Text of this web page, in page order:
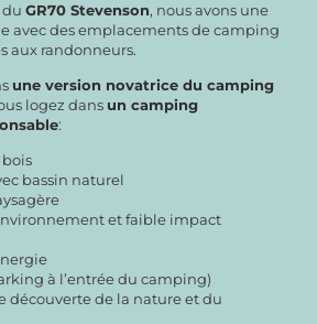
du GR70 Stevenson, nous avons une
avec des emplacements de camping
aux randonneurs.
une version novatrice du camping
logez dans un camping
:
bassin naturel
et faible impact
à l’entrée du camping)
découverte de la nature et du